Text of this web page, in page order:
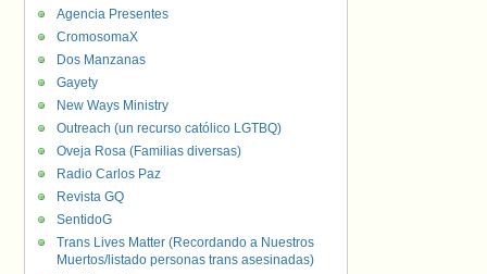
Agencia Presentes
CromosomaX
Dos Manzanas
Gayety
New Ways Ministry
Outreach (un recurso católico LGTBQ)
Oveja Rosa (Familias diversas)
Radio Carlos Paz
Revista GQ
SentidoG
Trans Lives Matter (Recordando a Nuestros
Muertos/listado personas trans asesinadas)